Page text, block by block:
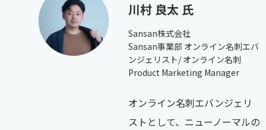
川村 良太 氏
Sansan株式会社
Sansan事業部 オンライン名刺エバ
ンジェリスト/ オンライン名刺
Product Marketing Manager
オンライン名刺エバンジェリ
ストとして、ニューノーマルの